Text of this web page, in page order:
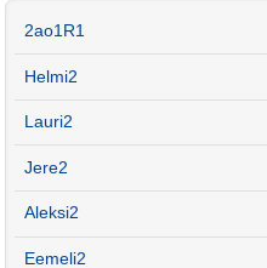
2ao1R1
Helmi2
Lauri2
Jere2
Aleksi2
Eemeli2